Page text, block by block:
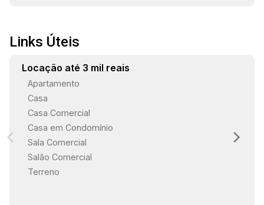
Links Úteis
Locação até 3 mil reais
Apartamento
Casa
Casa Comercial
Casa em Condomínio
Sala Comercial
Salão Comercial
Terreno